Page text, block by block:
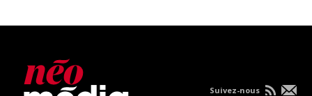
Suivez-nous